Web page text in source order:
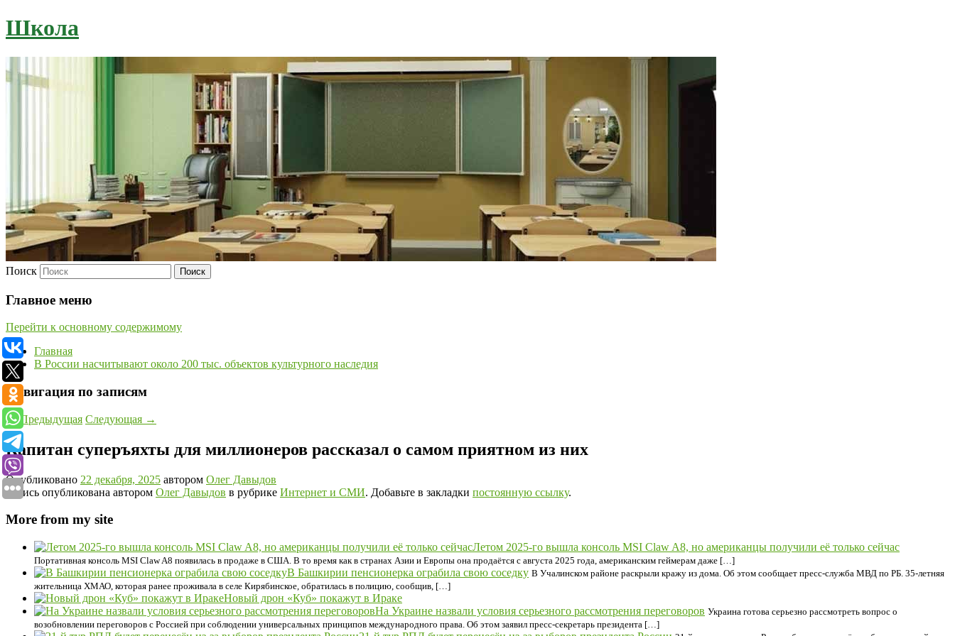
Школа
Поиск
Главное меню
Перейти к основному содержимому
Главная
В России насчитывают около 200 тыс. объектов культурного наследия
Навигация по записям
←Предыдущая Следующая →
Капитан суперъяхты для миллионеров рассказал о самом приятном из них
Опубликовано 22 декабря, 2025 автором Олег Давыдов
Запись опубликована автором Олег Давыдов в рубрике Интернет и СМИ. Добавьте в закладки постоянную ссылку.
More from my site
Летом 2025-го вышла консоль MSI Claw A8, но американцы получили её только сейчас
Портативная консоль MSI Claw A8 появилась в продаже в США. В то время как в странах Азии и Европы она продаётся с августа 2025 года, американским геймерам даже […]
В Башкирии пенсионерка ограбила свою соседку В Учалинском районе раскрыли кражу из дома. Об этом сообщает пресс-служба МВД по РБ. 35-летняя
жительница ХМАО, которая ранее проживала в селе Кирябинское, обратилась в полицию, сообщив, […]
Новый дрон «Куб» покажут в Ираке
На Украине назвали условия серьезного рассмотрения переговоров Украина готова серьезно рассмотреть вопрос о
возобновлении переговоров с Россией при соблюдении универсальных принципов международного права. Об этом заявил пресс-секретарь президента […]